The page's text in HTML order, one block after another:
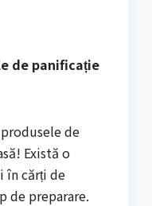
de panificație
de
Există o
în cărți de
de preparare.